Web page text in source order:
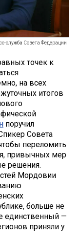
служба Совета Федерации
точек к
на всех
итогов
поручил
Совета
переломить
привычных мер
решения.
Мордовии
больше не
единственный —
приняли у